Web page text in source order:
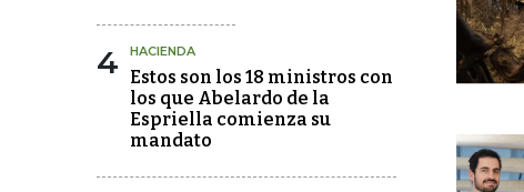
4 HACIENDA
Estos son los 18 ministros con
los que Abelardo de la
Espriella comienza su
mandato